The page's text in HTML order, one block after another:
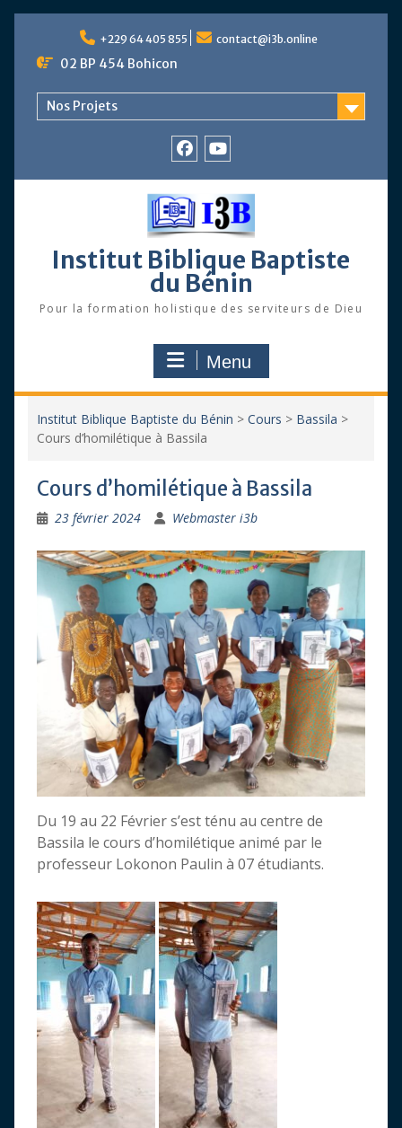
content
+229 64 405 855 contact@i3b.online
02 BP 454 Bohicon
Nos Projets
Youtube
Institut Biblique Baptiste
du Bénin
Pour la formation holistique des serviteurs de Dieu
Menu
Institut Biblique Baptiste du Bénin > Cours > Bassila >
Cours d’homilétique à Bassila
Cours d’homilétique à Bassila
23 février 2024 Webmaster i3b
Du 19 au 22 Février s’est ténu au centre de
Bassila le cours d’homilétique animé par le
professeur Lokonon Paulin à 07 étudiants.